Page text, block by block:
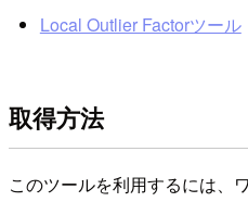
Local Outlier Factorツール
取得方法
このツールを利用するには、